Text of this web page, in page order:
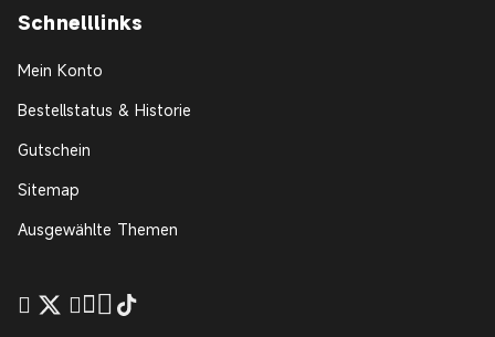
Schnelllinks
Mein Konto
Bestellstatus & Historie
Gutschein
Sitemap
Ausgewählte Themen